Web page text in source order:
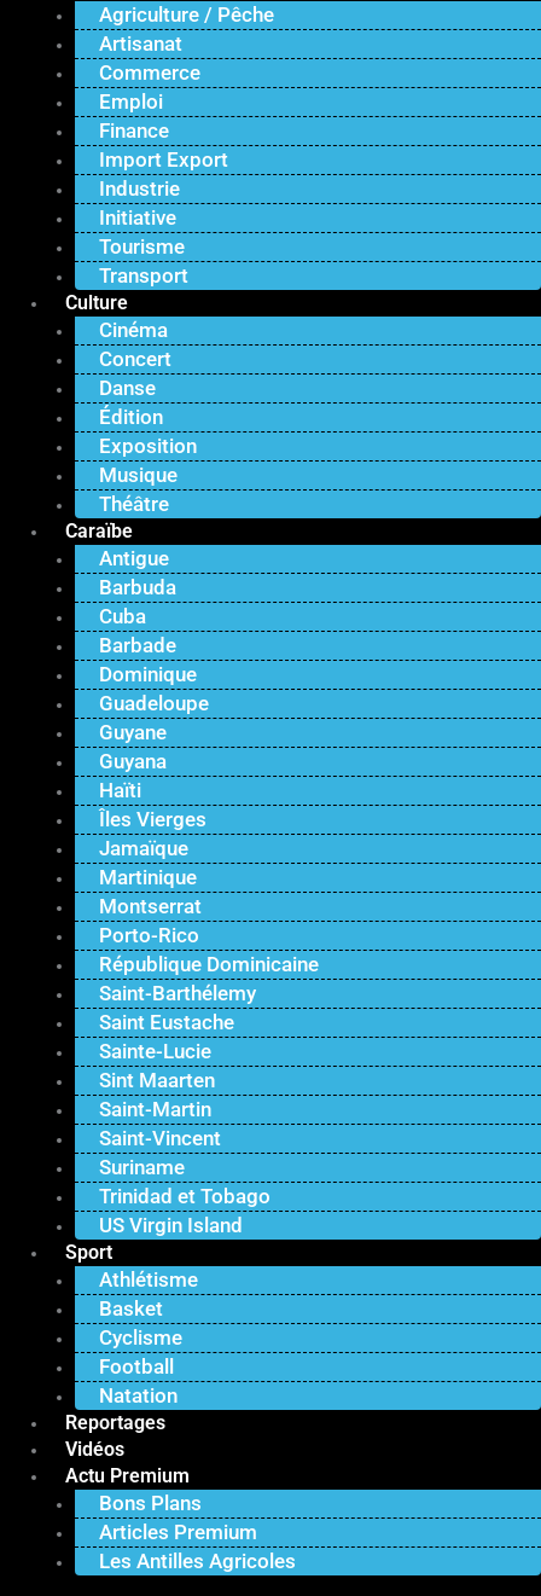
Agriculture / Pêche
Artisanat
Commerce
Emploi
Finance
Import Export
Industrie
Initiative
Tourisme
Transport
Culture
Cinéma
Concert
Danse
Édition
Exposition
Musique
Théâtre
Caraïbe
Antigue
Barbuda
Cuba
Barbade
Dominique
Guadeloupe
Guyane
Guyana
Haïti
Îles Vierges
Jamaïque
Martinique
Montserrat
Porto-Rico
République Dominicaine
Saint-Barthélemy
Saint Eustache
Sainte-Lucie
Sint Maarten
Saint-Martin
Saint-Vincent
Suriname
Trinidad et Tobago
US Virgin Island
Sport
Athlétisme
Basket
Cyclisme
Football
Natation
Reportages
Vidéos
Actu Premium
Bons Plans
Articles Premium
Les Antilles Agricoles